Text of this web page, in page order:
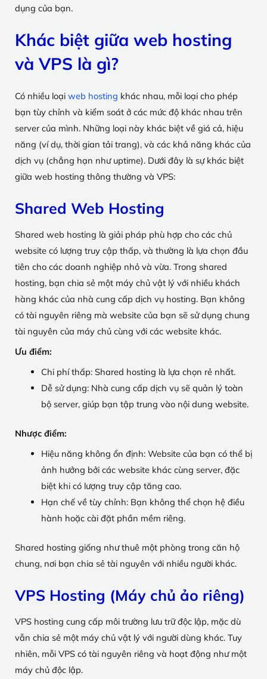
dụng của bạn.
Khác biệt giữa web hosting
và VPS là gì?
Có nhiều loại web hosting khác nhau, mỗi loại cho phép
bạn tùy chỉnh và kiểm soát ở các mức độ khác nhau trên
server của mình. Những loại này khác biệt về giá cả, hiệu
năng (ví dụ, thời gian tải trang), và các khả năng khác của
dịch vụ (chẳng hạn như uptime). Dưới đây là sự khác biệt
giữa web hosting thông thường và VPS:
Shared Web Hosting
Shared web hosting là giải pháp phù hợp cho các chủ
website có lượng truy cập thấp, và thường là lựa chọn đầu
tiên cho các doanh nghiệp nhỏ và vừa. Trong shared
hosting, bạn chia sẻ một máy chủ vật lý với nhiều khách
hàng khác của nhà cung cấp dịch vụ hosting. Bạn không
có tài nguyên riêng mà website của bạn sẽ sử dụng chung
tài nguyên của máy chủ cùng với các website khác.
Ưu điểm:
Chi phí thấp: Shared hosting là lựa chọn rẻ nhất.
Dễ sử dụng: Nhà cung cấp dịch vụ sẽ quản lý toàn
bộ server, giúp bạn tập trung vào nội dung website.
Nhược điểm:
Hiệu năng không ổn định: Website của bạn có thể bị
ảnh hưởng bởi các website khác cùng server, đặc
biệt khi có lượng truy cập tăng cao.
Hạn chế về tùy chỉnh: Bạn không thể chọn hệ điều
hành hoặc cài đặt phần mềm riêng.
Shared hosting giống như thuê một phòng trong căn hộ
chung, nơi bạn chia sẻ tài nguyên với nhiều người khác.
VPS Hosting (Máy chủ ảo riêng)
VPS hosting cung cấp môi trường lưu trữ độc lập, mặc dù
vẫn chia sẻ một máy chủ vật lý với người dùng khác. Tuy
nhiên, mỗi VPS có tài nguyên riêng và hoạt động như một
máy chủ độc lập.